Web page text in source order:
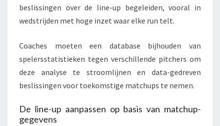
beslissingen over de line-up begeleiden, vooral in
wedstrijden met hoge inzet waar elke run telt.
Coaches moeten een database bijhouden van
spelersstatistieken tegen verschillende pitchers om
deze analyse te stroomlijnen en data-gedreven
beslissingen voor toekomstige matchups te nemen.
De line-up aanpassen op basis van matchup-
gegevens